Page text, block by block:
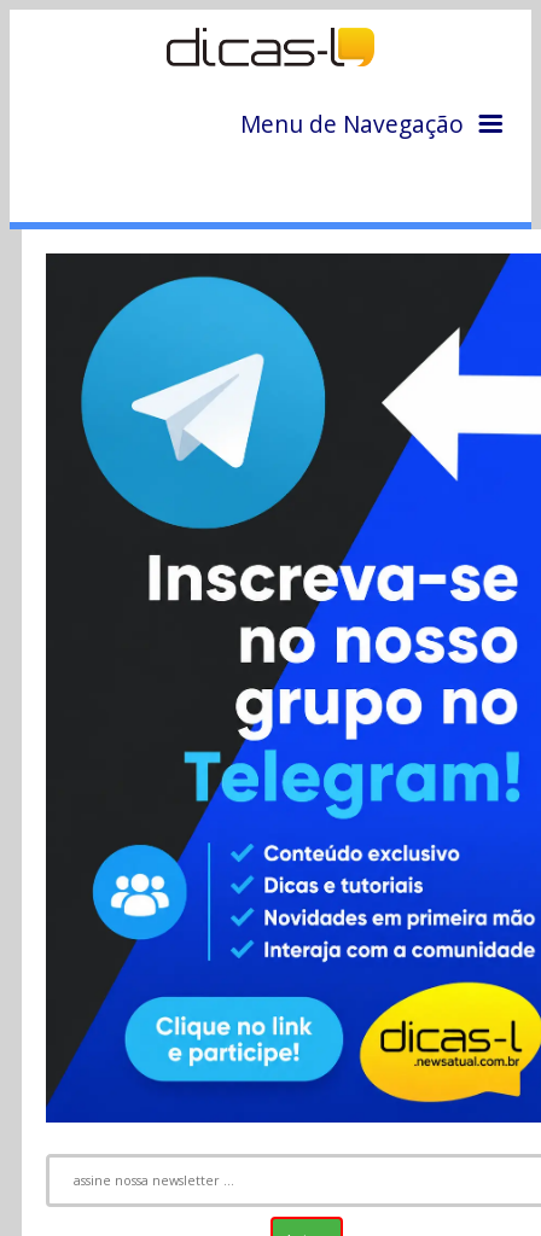
Menu de Navegação
Colunas
Colaboradores
Cursos
Enviar Dica
Contato
RSS